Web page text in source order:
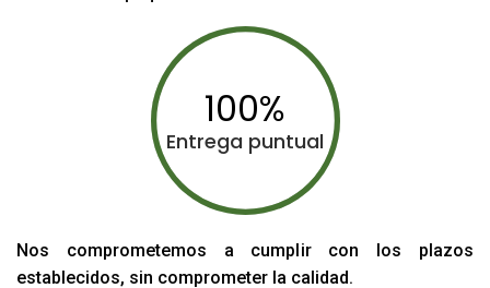
100
Entrega puntual
Nos comprometemos a cumplir con los plazos
establecidos, sin comprometer la calidad.